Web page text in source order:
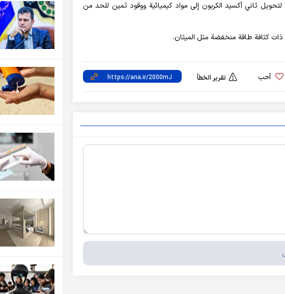
ثاني أكسيد الكربون إلى مواد كيميائية ووقود ثمين للحد من
ذات كثافة طاقة منخفضة مثل الميثان.
أحب تقرير الخطأ